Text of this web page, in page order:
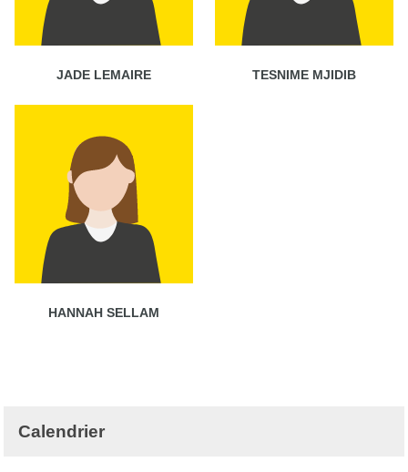
JADE LEMAIRE TESNIME MJIDIB
HANNAH SELLAM
Calendrier